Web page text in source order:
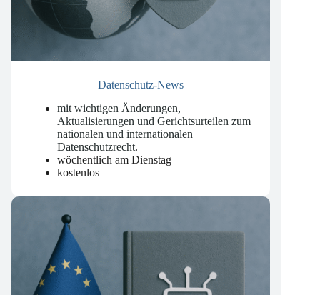
Datenschutz-News
mit wichtigen Änderungen,
Aktualisierungen und Gerichtsurteilen zum
nationalen und internationalen
Datenschutzrecht.
wöchentlich am Dienstag
kostenlos